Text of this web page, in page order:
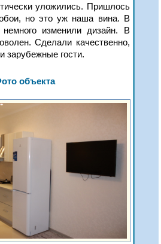
уложились. Пришлось
обои, но это уж наша вина. В
немного изменили дизайн. В
Сделали качественно,
зарубежные гости.
объекта